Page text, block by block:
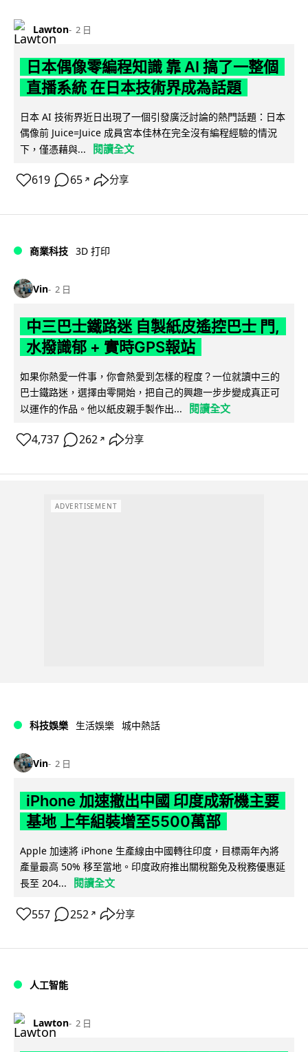
Lawton 2 日
日本偶像零編程知識 靠 AI 搞了一整個
直播系統 在日本技術界成為話題
日本 AI 技術界近日出現了一個引發廣泛討論的熱門話題：日本
偶像前 Juice=Juice 成員宮本佳林在完全沒有編程經驗的情況
下，僅憑藉與...
閱讀全文
619 65 ↗ 分享
商業科技 3D 打印
Vin 2 日
中三巴士鐵路迷 自製紙皮遙控巴士 門,
水撥識郁 + 實時GPS報站
如果你熱愛一件事，你會熱愛到怎樣的程度？一位就讀中三的
巴士鐵路迷，選擇由零開始，把自己的興趣一步步變成真正可
以運作的作品。他以紙皮親手製作出...
閱讀全文
4,737 262 ↗ 分享
ADVERTISEMENT
科技娛樂 生活娛樂 城中熱話
Vin 2 日
iPhone 加速撤出中國 印度成新機主要
基地 上年組裝增至5500萬部
Apple 加速將 iPhone 生產線由中國轉往印度，目標兩年內將
產量最高 50% 移至當地。印度政府推出關稅豁免及稅務優惠延
長至 204...
閱讀全文
557 252 ↗ 分享
人工智能
Lawton 2 日